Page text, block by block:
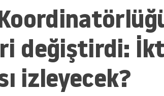
değiştirdi:
izleyecek?